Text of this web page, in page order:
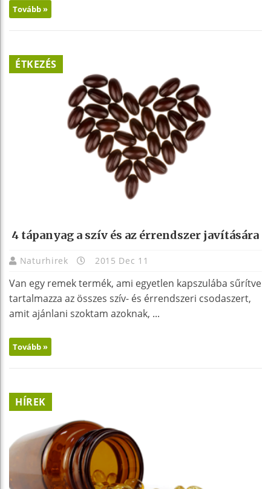
Tovább »
ÉTKEZÉS
4 tápanyag a szív és az érrendszer javítására
Naturhirek 2015 Dec 11
Van egy remek termék, ami egyetlen kapszulába sűrítve
tartalmazza az összes szív- és érrendszeri csodaszert,
amit ajánlani szoktam azoknak, ...
Tovább »
HÍREK